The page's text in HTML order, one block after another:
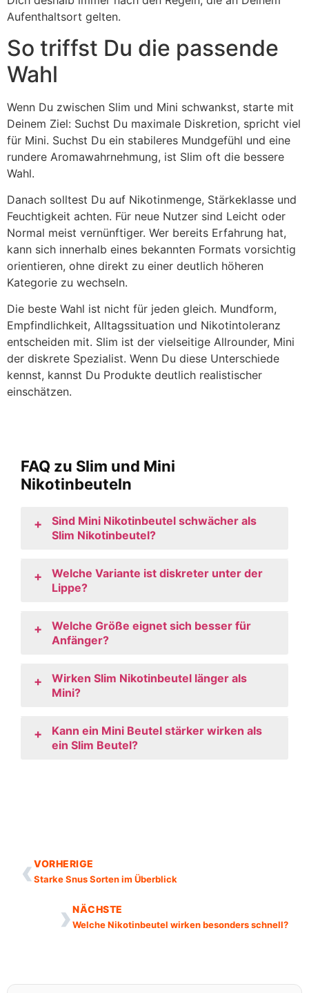
Aufenthaltsort gelten.
So triffst Du die passende
Wahl
Wenn Du zwischen Slim und Mini schwankst, starte mit
Deinem Ziel: Suchst Du maximale Diskretion, spricht viel
für Mini. Suchst Du ein stabileres Mundgefühl und eine
rundere Aromawahrnehmung, ist Slim oft die bessere
Wahl.
Danach solltest Du auf Nikotinmenge, Stärkeklasse und
Feuchtigkeit achten. Für neue Nutzer sind Leicht oder
Normal meist vernünftiger. Wer bereits Erfahrung hat,
kann sich innerhalb eines bekannten Formats vorsichtig
orientieren, ohne direkt zu einer deutlich höheren
Kategorie zu wechseln.
Die beste Wahl ist nicht für jeden gleich. Mundform,
Empfindlichkeit, Alltagssituation und Nikotintoleranz
entscheiden mit. Slim ist der vielseitige Allrounder, Mini
der diskrete Spezialist. Wenn Du diese Unterschiede
kennst, kannst Du Produkte deutlich realistischer
einschätzen.
FAQ zu Slim und Mini
Nikotinbeuteln
+
Sind Mini Nikotinbeutel schwächer als
Slim Nikotinbeutel?
+
Welche Variante ist diskreter unter der
Lippe?
+
Welche Größe eignet sich besser für
Anfänger?
+
Wirken Slim Nikotinbeutel länger als
Mini?
+
Kann ein Mini Beutel stärker wirken als
ein Slim Beutel?
‹VORHERIGE
Starke Snus Sorten im Überblick
NÄCHSTE
Welche Nikotinbeutel wirken besonders schnell?
›